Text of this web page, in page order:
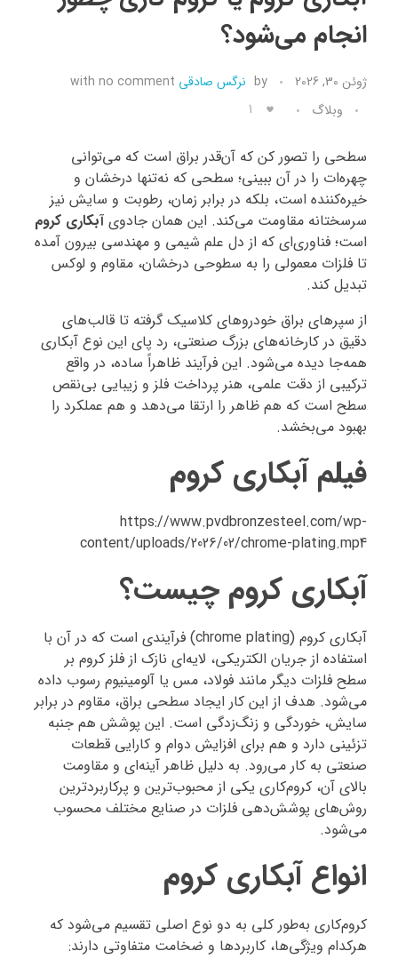
تماس با ما
انجام می‌شود؟
ژوئن 30, 2026 by نرگس صادقی with no comment
وبلاگ
1
سطحی را تصور کن که آن‌قدر براق است که می‌توانی
چهره‌ات را در آن ببینی؛ سطحی که نه‌تنها درخشان و
خیره‌کننده است، بلکه در برابر زمان، رطوبت و سایش نیز
سرسختانه مقاومت می‌کند. این همان جادوی آبکاری کروم
است؛ فناوری‌ای که از دل علم شیمی و مهندسی بیرون آمده
تا فلزات معمولی را به سطوحی درخشان، مقاوم و لوکس
تبدیل کند.
از سپرهای براق خودروهای کلاسیک گرفته تا قالب‌های
دقیق در کارخانه‌های بزرگ صنعتی، رد پای این نوع آبکاری
همه‌جا دیده می‌شود. این فرآیند ظاهراً ساده، در واقع
ترکیبی از دقت علمی، هنر پرداخت فلز و زیبایی بی‌نقص
سطح است که هم ظاهر را ارتقا می‌دهد و هم عملکرد را
بهبود می‌بخشد.
فیلم آبکاری کروم
https://www.pvdbronzesteel.com/wp-
content/uploads/2026/02/chrome-plating.mp4
آبکاری کروم چیست؟
آبکاری کروم (chrome plating) فرآیندی است که در آن با
استفاده از جریان الکتریکی، لایه‌ای نازک از فلز کروم بر
سطح فلزات دیگر مانند فولاد، مس یا آلومینیوم رسوب داده
می‌شود. هدف از این کار ایجاد سطحی براق، مقاوم در برابر
سایش، خوردگی و زنگ‌زدگی است. این پوشش هم جنبه
تزئینی دارد و هم برای افزایش دوام و کارایی قطعات
صنعتی به کار می‌رود. به دلیل ظاهر آینه‌ای و مقاومت
بالای آن، کروم‌کاری یکی از محبوب‌ترین و پرکاربردترین
روش‌های پوشش‌دهی فلزات در صنایع مختلف محسوب
می‌شود.
انواع آبکاری کروم
کروم‌کاری به‌طور کلی به دو نوع اصلی تقسیم می‌شود که
هرکدام ویژگی‌ها، کاربردها و ضخامت متفاوتی دارند: